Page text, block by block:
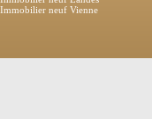
Immobilier neuf Vienne